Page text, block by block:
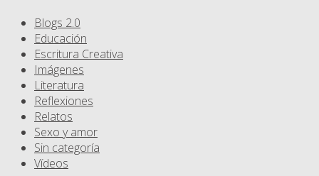
Blogs 2.0
Educación
Escritura Creativa
Imágenes
Literatura
Reflexiones
Relatos
Sexo y amor
Sin categoría
Vídeos